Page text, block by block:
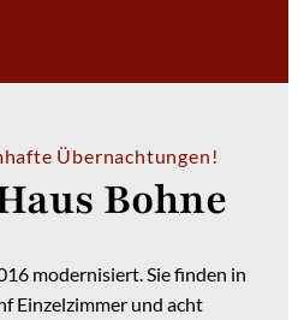
Übernachtungen!
Bohne
modernisiert. Sie finden in
Einzelzimmer und acht